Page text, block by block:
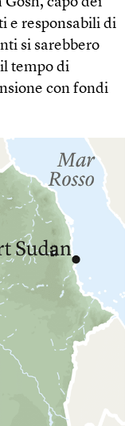
e responsabili di
si sarebbero
tempo di
con fondi